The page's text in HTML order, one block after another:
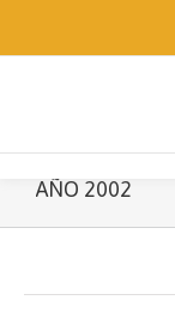
AÑO 2002
Utilizamos cookies
navegación. Si